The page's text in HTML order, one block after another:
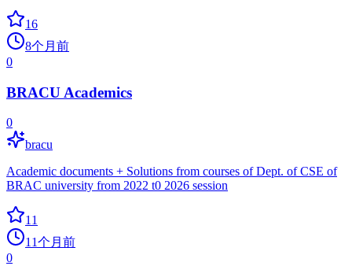
16
8个月前
0
BRACU Academics
0
bracu
Academic documents + Solutions from courses of Dept. of CSE of
BRAC university from 2022 t0 2026 session
11
11个月前
0